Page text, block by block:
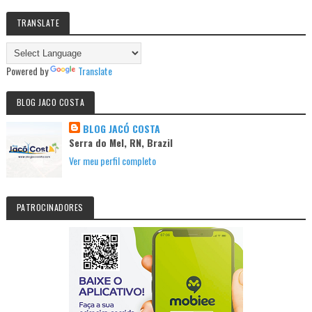
TRANSLATE
Powered by Translate
BLOG JACO COSTA
BLOG JACÓ COSTA
Serra do Mel, RN, Brazil
Ver meu perfil completo
PATROCINADORES